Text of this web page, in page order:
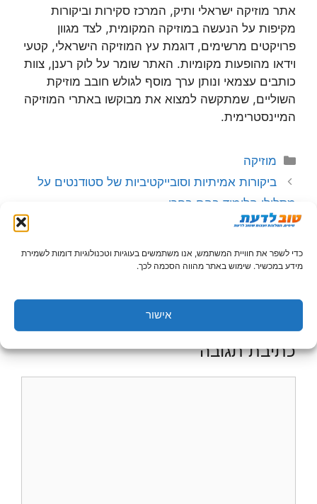
כדי לשפר את חוויית המשתמש, אנו משתמשים בעוגיות וטכנולוגיות דומות לשמירת
מידע במכשיר. שימוש באתר מהווה הסכמה לכך.
אישור
אתר מוזיקה ישראלי ותיק, המרכז סקירות וביקורות
מקיפות על הנעשה במוזיקה המקומית, לצד מגוון
פרויקטים מרשימים, דוגמת עץ המוזיקה הישראלי, קטעי
וידאו מהופעות מקומיות. האתר שומר על לוק רענן, צוות
כותבים עצמאי ונותן ערך מוסף לגולש חובב מוזיקת
השוליים, שמתקשה למצוא את מבוקשו באתרי המוזיקה
המיינסטרימית.
קטגוריות
מוזיקה
ביקורות אמיתיות וסובייקטיביות של סטודנטים על
מסלולי הלימוד בהם בחרו
טיפים לעיצוב חדרי ילדים
קראו עודבתנאי השימוש.
כתיבת תגובה